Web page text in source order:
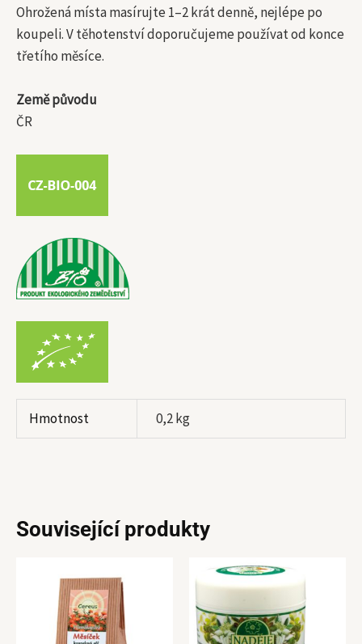
Ohrožená místa masírujte 1–2 krát denně, nejlépe po
koupeli. V těhotenství doporučujeme používat od konce
třetího měsíce.
Země původu
ČR
Hmotnost 0,2 kg
Související produkty